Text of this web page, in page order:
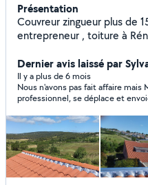
Présentation
Couvreur zingueur plus de
entrepreneur , toiture à Rénover ou Neuve, recherche
devis gratuit sûr Montpellier
décennale à jour.
Dernier avis laissé par
Il y a plus de 6 mois
Nous n'avons pas fait affaire mais
professionnel, se déplace et envoie un devis rapidement...à